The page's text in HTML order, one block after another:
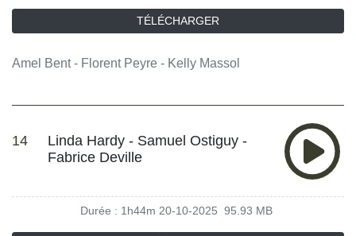
TÉLÉCHARGER
Amel Bent - Florent Peyre - Kelly Massol
14
Linda Hardy - Samuel Ostiguy -
Fabrice Deville
Durée : 1h44m 20-10-2025 95.93 MB